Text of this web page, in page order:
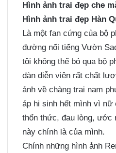
Hình ảnh trai đẹp che
Hình ảnh trai đẹp Hàn
Là một fan cứng của bộ
đường nổi tiếng Vườn
tôi không thể bỏ qua bộ
dàn diễn viên rất chất
ảnh về chàng trai nam
áp hi sinh hết mình vì nữ
thổn thức, đau lòng, ước
này chính là của mình.
Chính những hình ảnh